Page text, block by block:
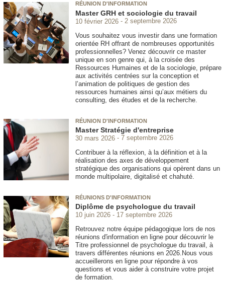
RÉUNION D'INFORMATION
Master GRH et sociologie du travail
10 février 2026
2 septembre 2026
Vous souhaitez vous investir dans une formation
orientée RH offrant de nombreuses opportunités
professionnelles? Venez découvrir ce master
unique en son genre qui, à la croisée des
Ressources Humaines et de la sociologie, prépare
aux activités centrées sur la conception et
l’animation de politiques de gestion des
ressources humaines ainsi qu’aux métiers du
consulting, des études et de la recherche.
RÉUNION D'INFORMATION
Master Stratégie d'entreprise
30 mars 2026
7 septembre 2026
Contribuer à la réflexion, à la définition et à la
réalisation des axes de développement
stratégique des organisations qui opèrent dans un
monde multipolaire, digitalisé et chahuté.
RÉUNIONS D'INFORMATION
Diplôme de psychologue du travail
10 juin 2026
17 septembre 2026
Retrouvez notre équipe pédagogique lors de nos
réunions d'information en ligne pour découvrir le
Titre professionnel de psychologue du travail, à
travers différentes réunions en 2026.Nous vous
accueillerons en ligne pour répondre à vos
questions et vous aider à construire votre projet
de formation.